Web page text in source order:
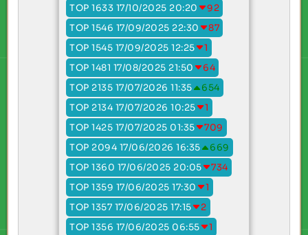
TOP 1633 17/10/2025 20:20
92
TOP 1546 17/09/2025 22:30
87
TOP 1545 17/09/2025 12:25
1
TOP 1481 17/08/2025 21:50
64
TOP 2135 17/07/2026 11:35
654
TOP 2134 17/07/2026 10:25
1
TOP 1425 17/07/2025 01:35
709
TOP 2094 17/06/2026 16:35
669
TOP 1360 17/06/2025 20:05
734
TOP 1359 17/06/2025 17:30
1
TOP 1357 17/06/2025 17:15
2
TOP 1356 17/06/2025 06:55
1